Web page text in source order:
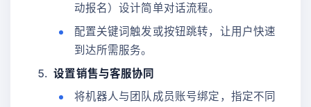
动报名）设计简单对话流程。
配置关键词触发或按钮跳转，让用户快速
到达所需服务。
设置销售与客服协同
将机器人与团队成员账号绑定，指定不同